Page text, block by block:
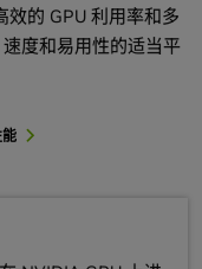
效的 GPU 利用率和多
度和易用性的适当平